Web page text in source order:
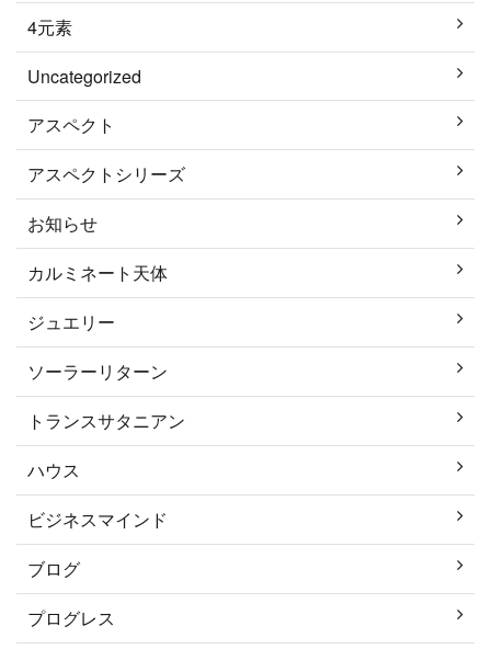
4元素
Uncategorized
アスペクト
アスペクトシリーズ
お知らせ
カルミネート天体
ジュエリー
ソーラーリターン
トランスサタニアン
ハウス
ビジネスマインド
ブログ
プログレス